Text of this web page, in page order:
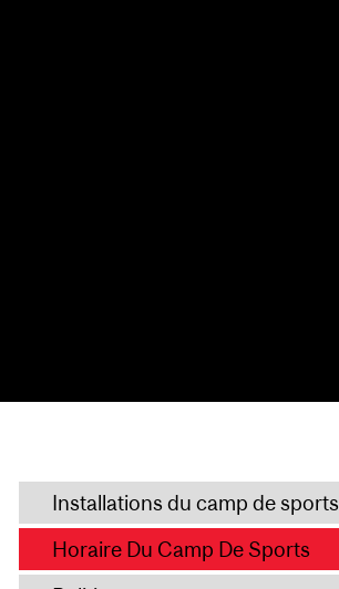
Installations du camp de sports
Horaire Du Camp De Sports